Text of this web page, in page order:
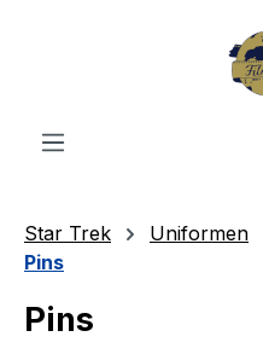
Star Trek Uniformen
Pins
Pins